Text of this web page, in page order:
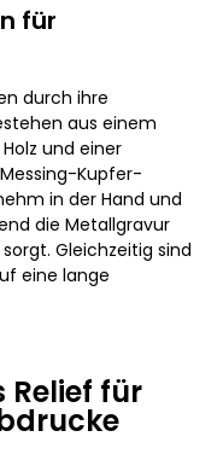
für
durch ihre
aus einem
und einer
Kupfer-
in der Hand und
die Metallgravur
Gleichzeitig sind
eine lange
Relief für